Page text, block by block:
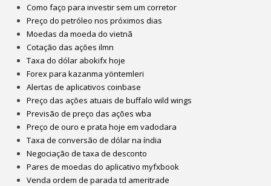
Como faço para investir sem um corretor
Preço do petróleo nos próximos dias
Moedas da moeda do vietnã
Cotação das ações ilmn
Taxa do dólar abokifx hoje
Forex para kazanma yöntemleri
Alertas de aplicativos coinbase
Preço das ações atuais de buffalo wild wings
Previsão de preço das ações wba
Preço de ouro e prata hoje em vadodara
Taxa de conversão de dólar na índia
Negociação de taxa de desconto
Pares de moedas do aplicativo myfxbook
Venda ordem de parada td ameritrade